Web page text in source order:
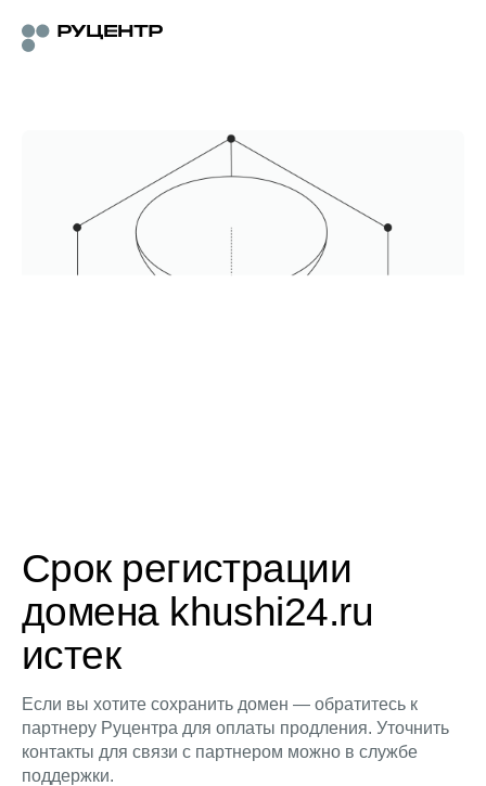
Срок регистрации
домена khushi24.ru
истек
Если вы хотите сохранить домен — обратитесь к
партнеру Руцентра для оплаты продления. Уточнить
контакты для связи с партнером можно в службе
поддержки.